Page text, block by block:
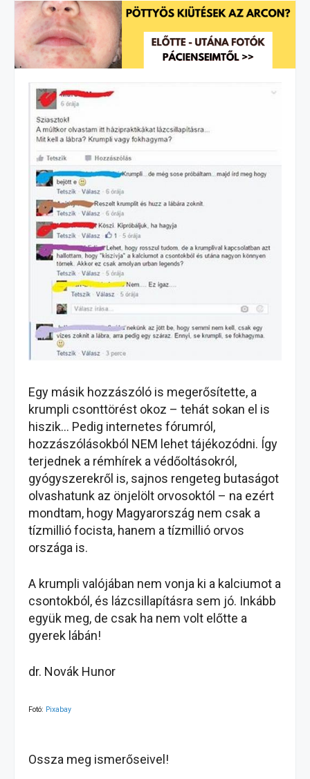
Egy másik hozzászóló is megerősítette, a
krumpli csonttörést okoz – tehát sokan el is
hiszik… Pedig internetes fórumról,
hozzászólásokból NEM lehet tájékozódni. Így
terjednek a rémhírek a védőoltásokról,
gyógyszerekről is, sajnos rengeteg butaságot
olvashatunk az önjelölt orvosoktól – na ezért
mondtam, hogy Magyarország nem csak a
tízmillió focista, hanem a tízmillió orvos
országa is.
A krumpli valójában nem vonja ki a kalciumot a
csontokból, és lázcsillapításra sem jó. Inkább
együk meg, de csak ha nem volt előtte a
gyerek lábán!
dr. Novák Hunor
Fotó: Pixabay
Ossza meg ismerőseivel!